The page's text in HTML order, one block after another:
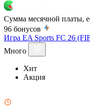
Сумма месячной платы,
96 бонусов
Игра EA Sports FC 26
Много
Хит
Акция